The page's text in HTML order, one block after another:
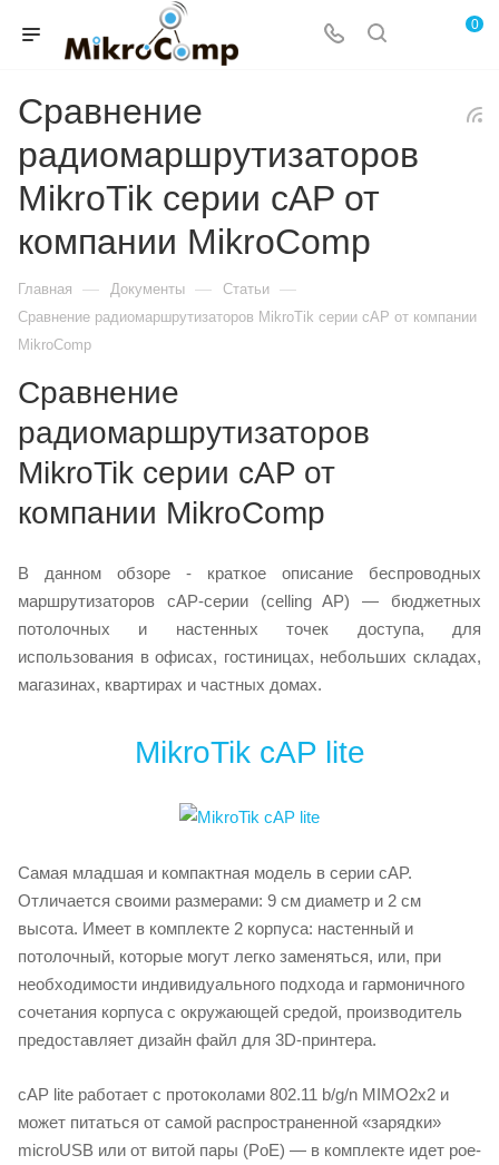
0
Сравнение
радиомаршрутизаторов
MikroTik серии cAP от
компании MikroComp
Главная — Документы — Статьи —
Сравнение радиомаршрутизаторов MikroTik серии cAP от компании
MikroComp
Сравнение
радиомаршрутизаторов
MikroTik серии cAP от
компании MikroComp
В данном обзоре - краткое описание беспроводных
маршрутизаторов cAP-серии (celling AP) — бюджетных
потолочных и настенных точек доступа, для
использования в офисах, гостиницах, небольших складах,
магазинах, квартирах и частных домах.
MikroTik cAP lite
Самая младшая и компактная модель в серии cAP.
Отличается своими размерами: 9 см диаметр и 2 см
высота. Имеет в комплекте 2 корпуса: настенный и
потолочный, которые могут легко заменяться, или, при
необходимости индивидуального подхода и гармоничного
сочетания корпуса с окружающей средой, производитель
предоставляет дизайн файл для 3D-принтера.
cAP lite работает с протоколами 802.11 b/g/n MIMO2x2 и
может питаться от самой распространенной «зарядки»
microUSB или от витой пары (PoE) — в комплекте идет poe-